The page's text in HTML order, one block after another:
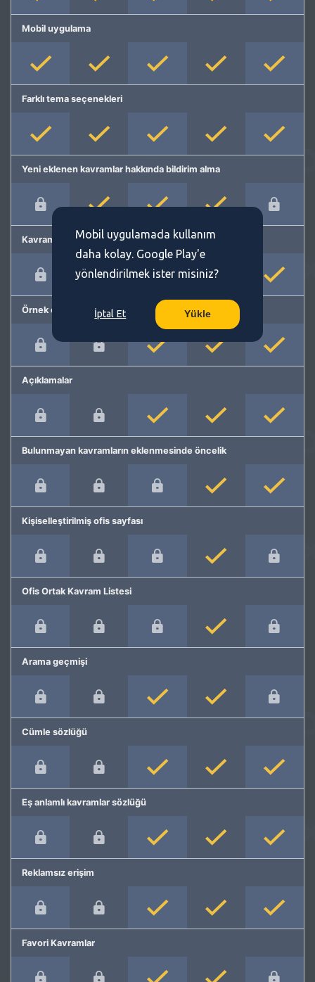
Mobil uygulama
Farklı tema seçenekleri
Yeni eklenen kavramlar hakkında bildirim alma
Kavram önerme
Örnek cümleler
Açıklamalar
Bulunmayan kavramların eklenmesinde öncelik
Kişiselleştirilmiş ofis sayfası
Ofis Ortak Kavram Listesi
Arama geçmişi
Cümle sözlüğü
Eş anlamlı kavramlar sözlüğü
Reklamsız erişim
Favori Kavramlar
Mobil uygulamada kullanım
daha kolay. Google Play'e
yönlendirilmek ister misiniz?
İptal Et Yükle